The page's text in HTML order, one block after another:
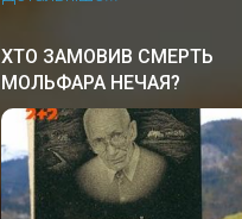
ХТО ЗАМОВИВ СМЕРТЬ
МОЛЬФАРА НЕЧАЯ?